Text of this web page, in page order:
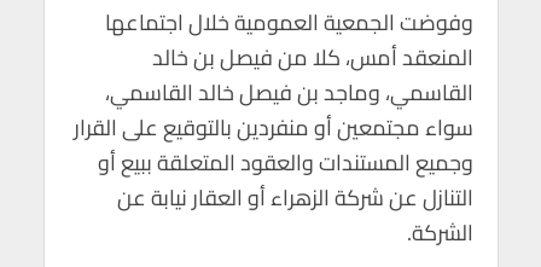
وفوضت الجمعية العمومية خلال اجتماعها
المنعقد أمس، كلا من فيصل بن خالد
القاسمي، وماجد بن فيصل خالد القاسمي،
سواء مجتمعين أو منفردين بالتوقيع على القرار
وجميع المستندات والعقود المتعلقة ببيع أو
التنازل عن شركة الزهراء أو العقار نيابة عن
الشركة.